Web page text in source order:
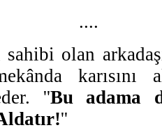
....
olan
karısını
''Bu adama
''